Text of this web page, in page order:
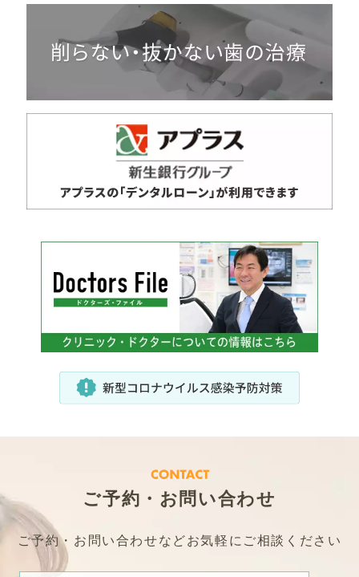
ご予約・お問い合わせ
ご予約・お問い合わせなどお気軽にご相談ください